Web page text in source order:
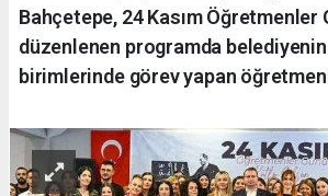
Bahçetepe, 24 Kasım Öğretmenler
düzenlenen programda
birimlerinde görev yapan